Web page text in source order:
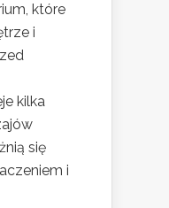
które
i
kilka
się
i